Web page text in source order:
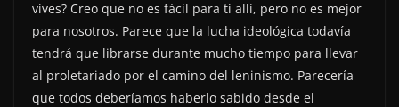
vives? Creo que no es fácil para ti allí, pero no es mejor
para nosotros. Parece que la lucha ideológica todavía
tendrá que librarse durante mucho tiempo para llevar
al proletariado por el camino del leninismo. Parecería
que todos deberíamos haberlo sabido desde el